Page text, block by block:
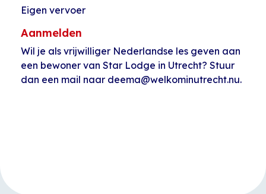
Eigen vervoer
Aanmelden
Wil je als vrijwilliger Nederlandse les geven aan
een bewoner van Star Lodge in Utrecht? Stuur
dan een mail naar deema@welkominutrecht.nu.